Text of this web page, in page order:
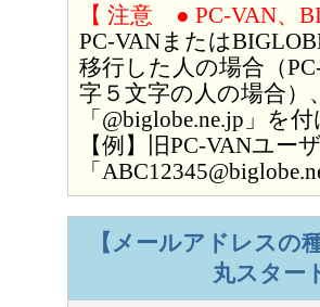
【 注意 ● PC-VAN、
PC-VANまたは
移行した人の場合（
字５文字の人の場合
「@biglobe.ne.jp」を
【例】旧PC-VANユー
「
【メールアドレスの
丸スター